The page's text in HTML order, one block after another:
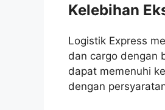
Kelebihan
Logistik Express
dan cargo dengan
dapat memenuhi
dengan